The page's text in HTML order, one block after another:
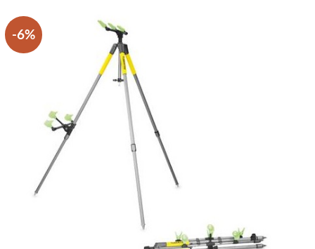
-6%